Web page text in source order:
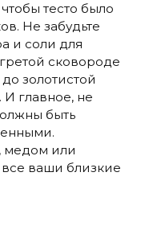
тесто было
Не забудьте
и соли для
сковороде
золотистой
И главное, не
быть
медом или
ваши близкие